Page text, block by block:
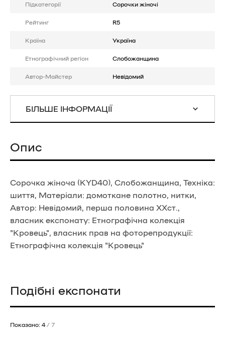
Підкатегорії Сорочки жіночі
Рейтинг R5
Країна Україна
Етнографічний регіон Слобожанщина
Автор-Майстер Невідомий
БІЛЬШЕ ІНФОРМАЦІЇ
Опис
Сорочка жіноча (KYD40), Слобожанщина, Техніка:
шиття, Матеріали: домоткане полотно, нитки,
Автор: Невідомий, перша половина ХХст.,
власник експонату: Етнографічна колекція
"Кровець", власник прав на фоторепродукції:
Етнографічна колекція "Кровець"
Подібні експонати
Показано: 4 / 7